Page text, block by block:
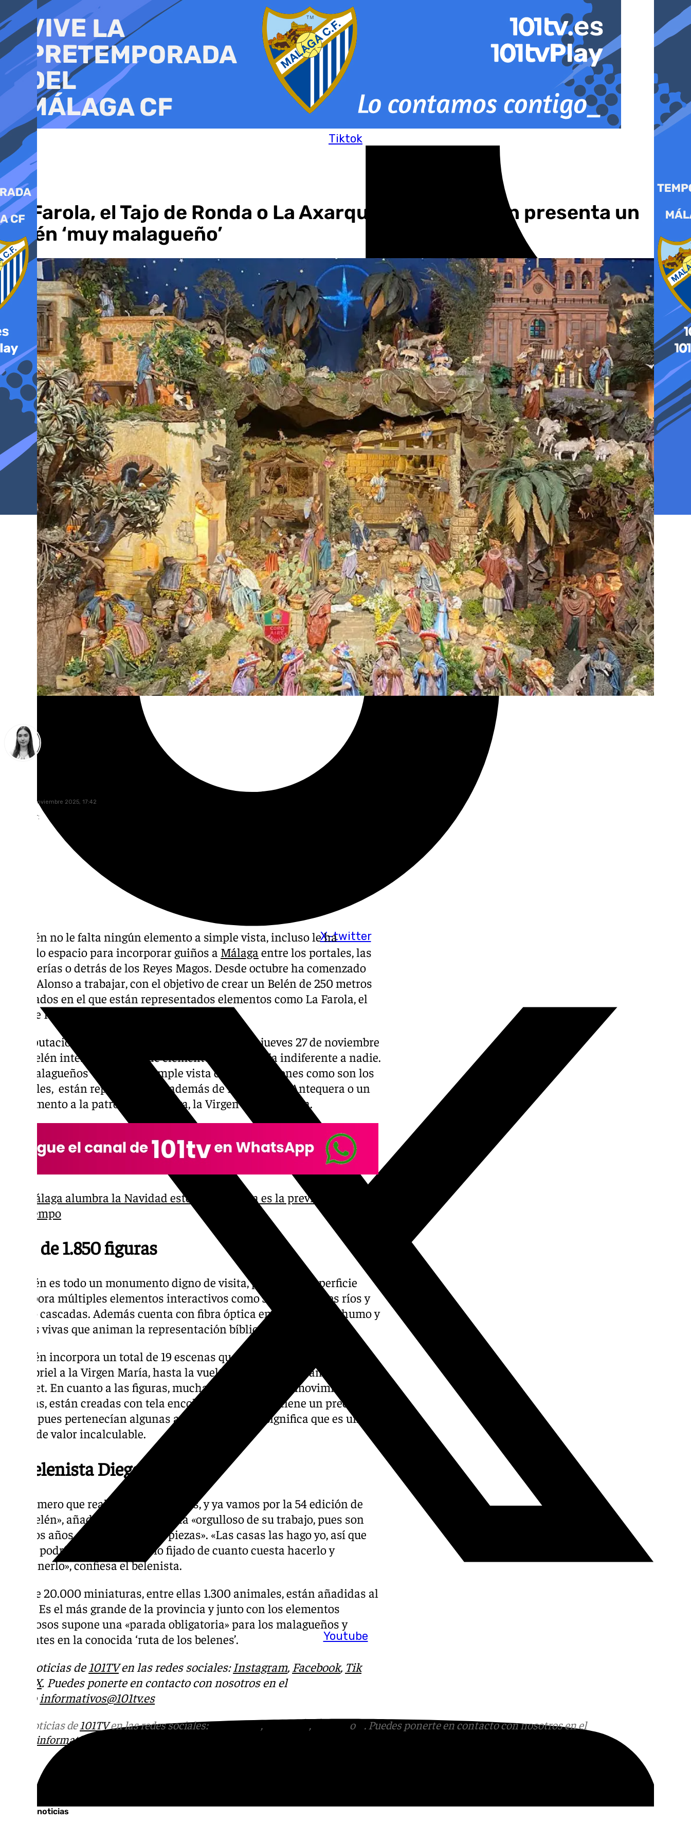
al
contenido
Tiktok
X-twitter
Youtube
La Farola, el Tajo de Ronda o La Axarquía: la Diputación presenta un
Belén ‘muy malagueño’
jueves, 27 noviembre 2025, 17:42
Compartir:
Al Belén no le falta ningún elemento a simple vista, incluso le ha
sobrado espacio para incorporar guiños a Málaga entre los portales, las
panaderías o detrás de los Reyes Magos. Desde octubre ha comenzado
Diego Alonso a trabajar, con el objetivo de crear un Belén de 250 metros
cuadrados en el que están representados elementos como La Farola, el
Tajo de Ronda o La Axarquía.
La Diputación de Málaga presenta en la tarde del jueves 27 de noviembre
este Belén interactivo lleno de elementos que no deja indiferente a nadie.
Los malagueños van a ver a simple vista como tradiciones como son los
verdiales, están representados, además de El Torcal de Antequera o un
monumento a la patrona de Málaga, la Virgen de la Victoria.
Málaga alumbra la Navidad este viernes: esta es la previsión del
tiempo
Más de 1.850 figuras
El Belén es todo un monumento digno de visita, pues en la superficie
incorpora múltiples elementos interactivos como 33 fuentes, tres ríos y
cuatro cascadas. Además cuenta con fibra óptica en las estrellas, humo y
llamas vivas que animan la representación bíblica.
El Belén incorpora un total de 19 escenas que van desde la anunciación
de Gabriel a la Virgen María, hasta la vuelta de la Sagrada Familia a
Nazaret. En cuanto a las figuras, muchas de ellas tienen movimiento y
además, están creadas con tela encolada. Su valor no tiene un precio
fijado, pues pertenecían algunas a su padre, lo que significa que es un
Belén de valor incalculable.
El belenista Diego Alonso
«El primero que realicé fue con 8 años, y ya vamos por la 54 edición de
este Belén», añade Diego, quien está «orgulloso de su trabajo, pues son
muchos años de recolección de piezas». «Las casas las hago yo, así que
nunca podría decirte un precio fijado de cuanto cuesta hacerlo y
mantenerlo», confiesa el belenista.
Más de 20.000 miniaturas, entre ellas 1.300 animales, están añadidas al
Belén. Es el más grande de la provincia y junto con los elementos
novedosos supone una «parada obligatoria» para los malagueños y
visitantes en la conocida ‘ruta de los belenes’.
Más noticias de 101TVen las redes sociales:Instagram, Facebook, Tik
X. Puedes ponerte en contacto con nosotros en el
correo informativos@101tv.es
Más noticias de101TVen las redes sociales:Instagram,Facebook , o
. Puedes ponerte en contacto con nosotros en el
informativos@101tv.es
Últimas noticias